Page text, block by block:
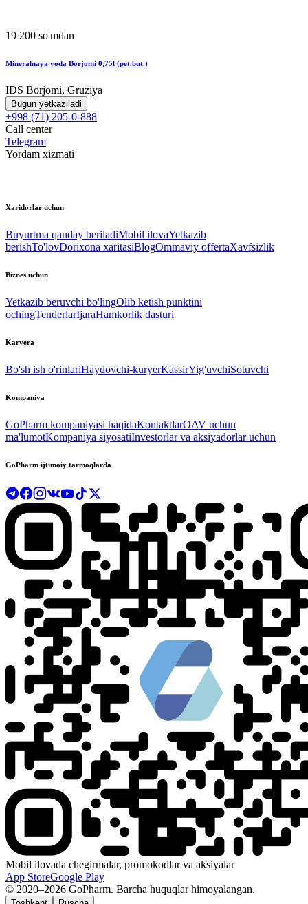
19 200 so'mdan
Mineralnaya voda Borjomi 0,75l (pet.but.)
IDS Borjomi, Gruziya
Bugun yetkaziladi
+998 (71) 205-0-888
Call center
Telegram
Yordam xizmati
Xaridorlar uchun
Buyurtma qanday beriladiMobil ilovaYetkazib
berishTo'lovDorixona xaritasiBlogOmmaviy offertaXavfsizlik
Biznes uchun
Yetkazib beruvchi bo'lingOlib ketish punktini
ochingTenderlarIjaraHamkorlik dasturi
Karyera
Bo'sh ish o'rinlariHaydovchi-kuryerKassirYig'uvchiSotuvchi
Kompaniya
GoPharm kompaniyasi haqidaKontaktlarOAV uchun
ma'lumotKompaniya siyosatiInvestorlar va aksiyadorlar uchun
GoPharm ijtimoiy tarmoqlarda
Mobil ilovada chegirmalar, promokodlar va aksiyalar
App StoreGoogle Play
© 2020–2026 GoPharm. Barcha huquqlar himoyalangan.